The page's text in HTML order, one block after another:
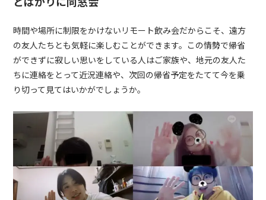
時間や場所に制限をかけないリモート飲み会だからこそ、遠方
の友人たちとも気軽に楽しむことができます。この情勢で帰省
ができずに寂しい思いをしている人はご家族や、地元の友人た
ちに連絡をとって近況連絡や、次回の帰省予定をたてて今を乗
り切って見てはいかがでしょうか。